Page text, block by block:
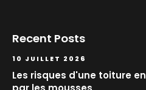
Recent Posts
10 JUILLET 2026
Les risques d'une toiture